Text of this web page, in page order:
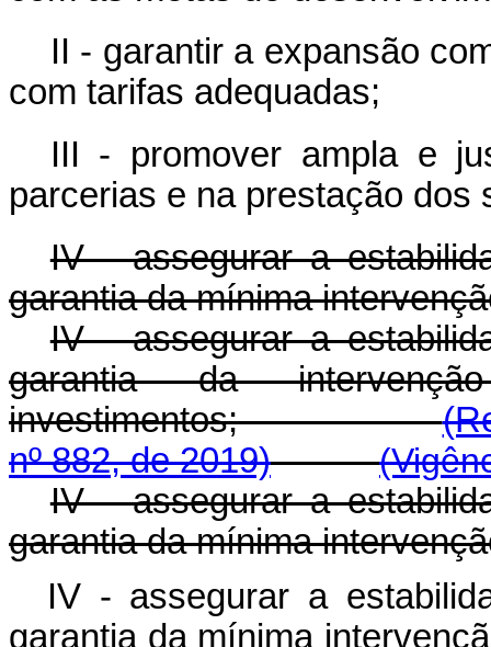
II - garantir a expansão
com tarifas adequadas;
III - promover ampla e
parcerias e na prestação dos
IV - assegurar a
garantia da mínima
IV - assegurar a
garantia da
investimentos;
nº 882, de 2019)
IV - assegurar a
garantia da mínima
IV - assegurar a
garantia da mínima